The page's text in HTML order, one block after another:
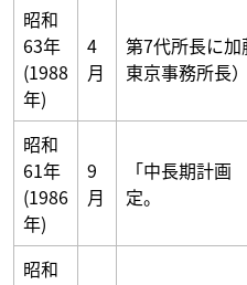
昭和
63年
(1988
年)
4
月
第7代所長に
東京事務所長
昭和
61年
(1986
年)
9
月
「中長期計
定。
昭和